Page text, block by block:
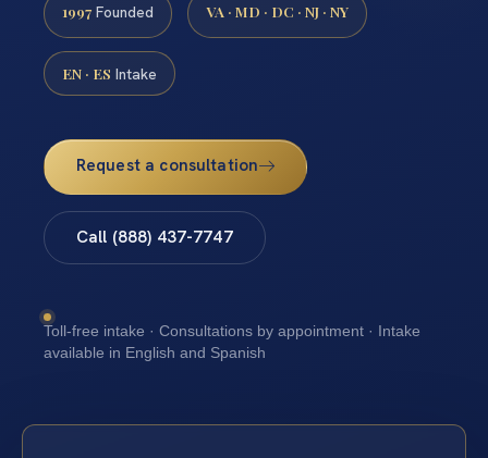
1997 Founded VA · MD · DC · NJ · NY
EN · ES Intake
Request a consultation
Call (888) 437-7747
Toll-free intake · Consultations by appointment · Intake
available in English and Spanish